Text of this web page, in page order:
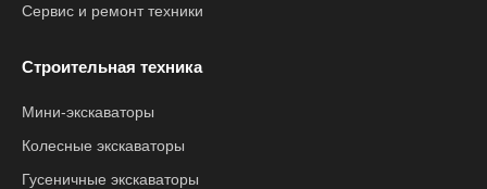
Сервис и ремонт техники
Строительная техника
Мини-экскаваторы
Колесные экскаваторы
Гусеничные экскаваторы